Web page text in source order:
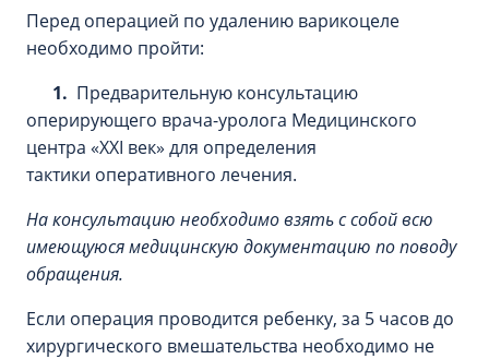
Перед операцией по удалению варикоцеле
необходимо пройти:
1. Предварительную консультацию
оперирующего врача-уролога Медицинского
центра «XXI век» для определения
тактики оперативного лечения.
На консультацию необходимо взять с собой всю
имеющуюся медицинскую документацию по поводу
обращения.
Если операция проводится ребенку, за 5 часов до
хирургического вмешательства необходимо не